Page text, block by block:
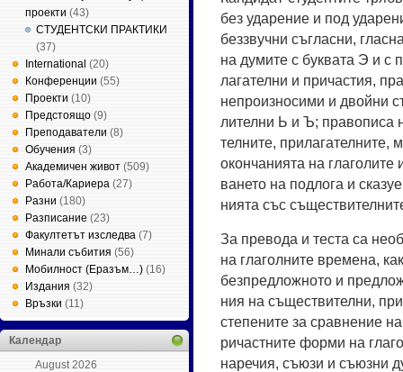
проекти (43)
СТУДЕНТСКИ ПРАКТИКИ
(37)
International (20)
Конференции (55)
Проекти (10)
Предстоящо (9)
Преподаватели (8)
Обучения (3)
Академичен живот (509)
Работа/Кариера (27)
Разни (180)
Разписание (23)
Факултетът изследва (7)
Минали събития (56)
Мобилност (Еразъм…) (16)
Издания (32)
Връзки (11)
Календар
August 2026
без уда­ре­ние и под
без­звуч­ни съг­лас­ни,
на ду­ми­те с бук­ва­та Э и
ла­га­тел­ни и при­час­тия,
неп­ро­из­но­си­ми и двой­ни
ли­тел­ни Ь и Ъ; пра­во­пи­са
тел­ни­те, при­ла­га­тел­ни­те,
окон­ча­ни­я­та на
ва­не­то на под­ло­га и
ни­я­та със
За пре­во­да и тес­та са
на гла­гол­ни­те вре­ме­на,
безп­ред­лож­но­то и
ния на съ­ще­ст­ви­тел­ни,
сте­пе­ни­те за срав­не­ние
ри­ча­ст­ни­те фор­ми на
на­ре­чия, съ­ю­зи и съ­юз­ни